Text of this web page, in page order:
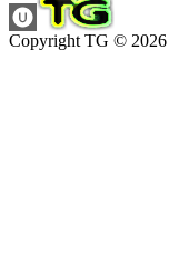
Copyright TG © 2026